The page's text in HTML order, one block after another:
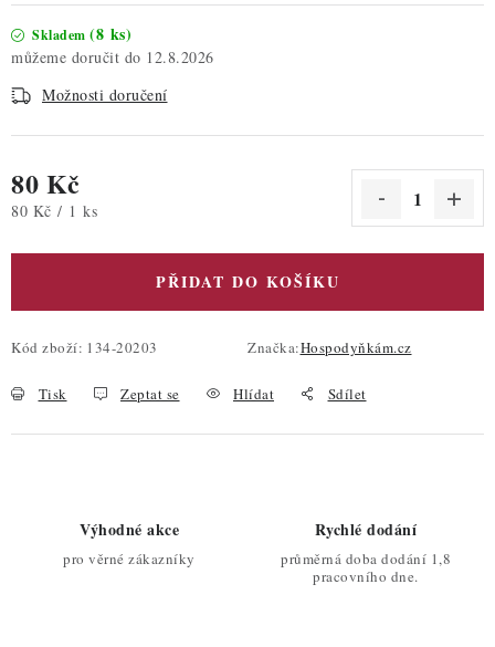
Skladem (8 ks)
12.8.2026
Možnosti doručení
80 Kč
Měrná cena:
80 Kč / 1 ks
PŘIDAT DO KOŠÍKU
Kód zboží: 134-20203 Značka:Hospodyňkám.cz
Tisk Zeptat se Hlídat Sdílet
Výhodné akce
pro věrné zákazníky
Rychlé dodání
průměrná doba dodání 1,8
pracovního dne.